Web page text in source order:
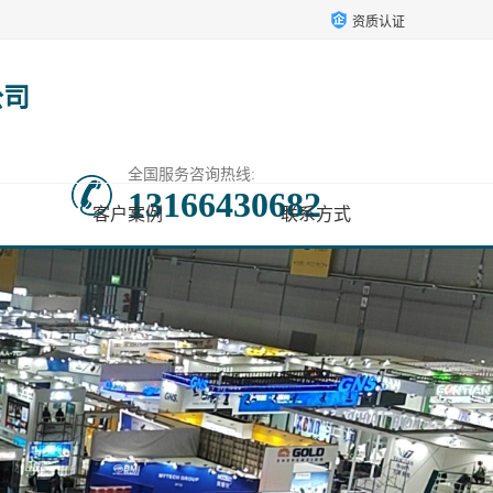
资质认证
全国服务咨询热线:
13166430682
客户案例 联系方式